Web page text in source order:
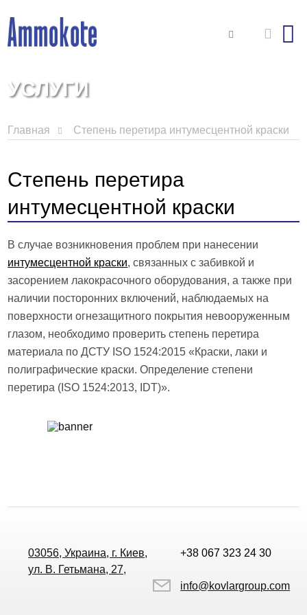
УСЛУГИ
Главная Степень перетира интумесцентной краски
Степень перетира
интумесцентной краски
В случае возникновения проблем при нанесении
интумесцентной краски, связанных с забивкой и
засорением лакокрасочного оборудования, а также при
наличии посторонних включений, наблюдаемых на
поверхности огнезащитного покрытия невооруженным
глазом, необходимо проверить степень перетира
материала по ДСТУ ISO 1524:2015 «Краски, лаки и
полиграфические краски. Определение степени
перетира (ISO 1524:2013, IDT)».
03056, Украина, г. Киев,
ул. В. Гетьмана, 27,
+38 067 323 24 30
info@kovlargroup.com